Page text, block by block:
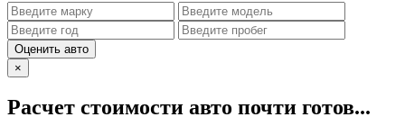
Оценить авто
×
Расчет стоимости авто почти готов...